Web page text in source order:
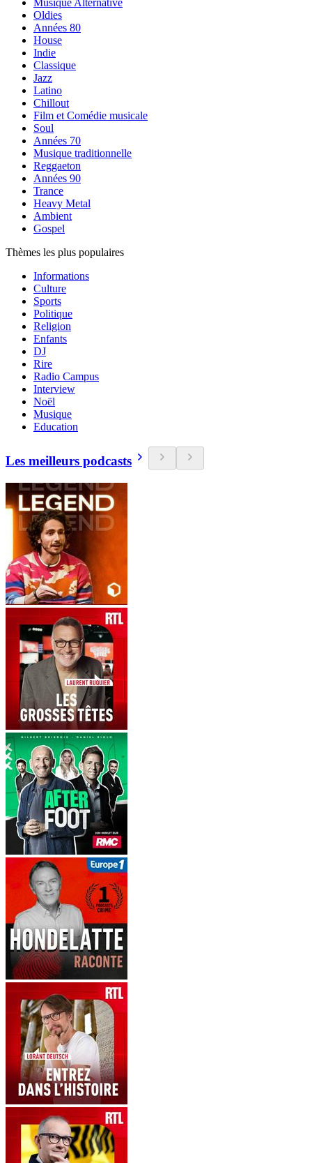
Musique Alternative
Oldies
Années 80
House
Indie
Classique
Jazz
Latino
Chillout
Film et Comédie musicale
Soul
Années 70
Musique traditionnelle
Reggaeton
Années 90
Trance
Heavy Metal
Ambient
Gospel
Thèmes les plus populaires
Informations
Culture
Sports
Politique
Religion
Enfants
DJ
Rire
Radio Campus
Interview
Noël
Musique
Education
Les meilleurs podcasts